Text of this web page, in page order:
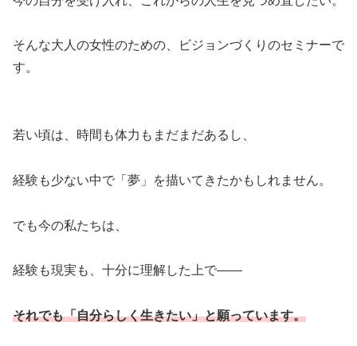
そんな大人の女性のための、ビジョンづくりのセミナーで
す。
若い頃は、時間も体力もまだまだあるし、
経験も少ない中で「夢」を描いてきたかもしれません。
でも今の私たちは、
経験も現実も、十分に理解した上で――
それでも「自分らしく生きたい」と願っています。